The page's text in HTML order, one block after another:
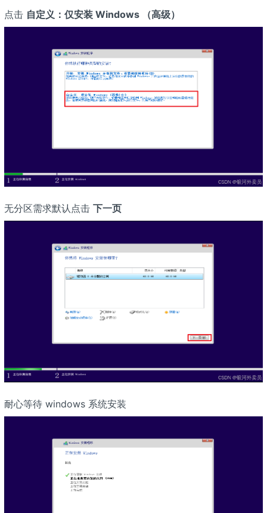
点击 自定义：仅安装 Windows （高级）
无分区需求默认点击 下一页
耐心等待 windows 系统安装